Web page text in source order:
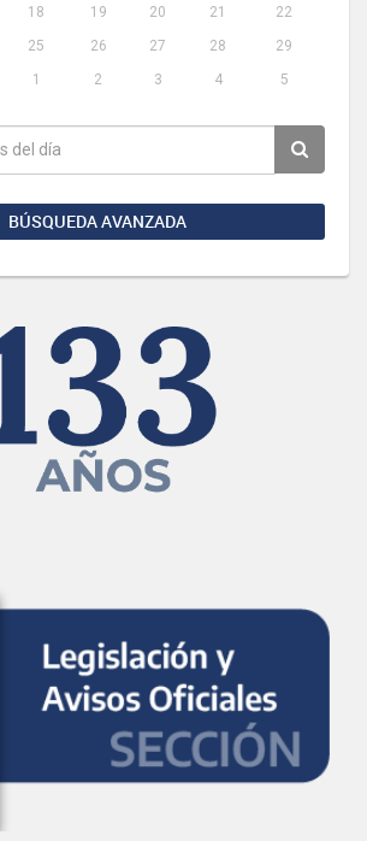
18 19 20 21
22
25 26 27 28
29
1 2 3 4 5
BÚSQUEDA AVANZADA